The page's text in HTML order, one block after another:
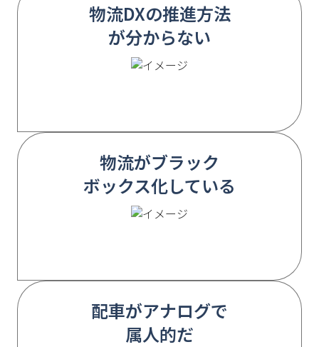
物流DXの推進方法
が分からない
物流がブラック
ボックス化している
配車がアナログで
属人的だ